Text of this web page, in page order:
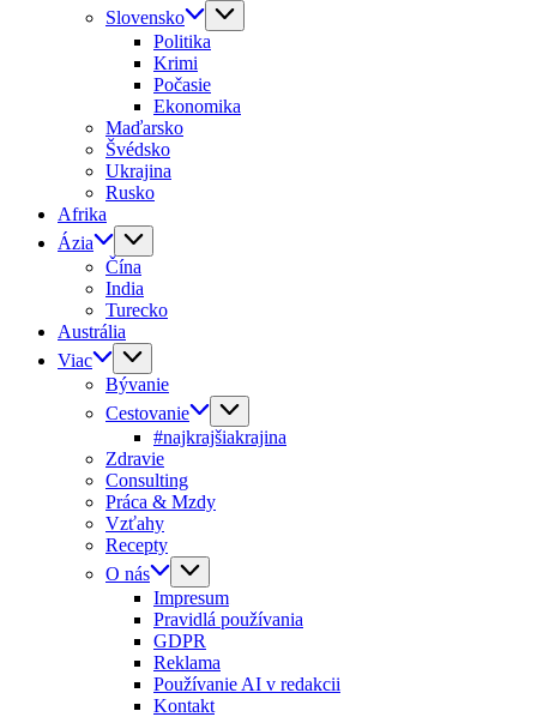
Slovensko
Politika
Krimi
Počasie
Ekonomika
Maďarsko
Švédsko
Ukrajina
Rusko
Afrika
Ázia
Čína
India
Turecko
Austrália
Viac
Bývanie
Cestovanie
#najkrajšiakrajina
Zdravie
Consulting
Práca & Mzdy
Vzťahy
Recepty
O nás
Impresum
Pravidlá používania
GDPR
Reklama
Používanie AI v redakcii
Kontakt